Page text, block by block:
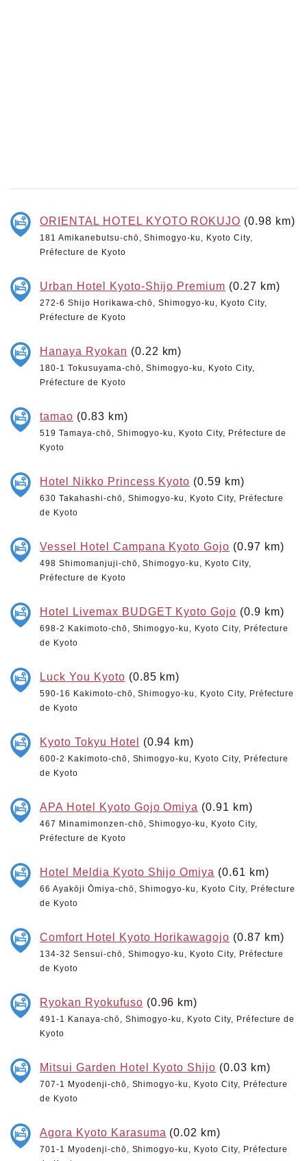
ORIENTAL HOTEL KYOTO ROKUJO (0.98 km)
181 Amikanebutsu-chō, Shimogyo-ku, Kyoto City,
Préfecture de Kyoto
Urban Hotel Kyoto-Shijo Premium (0.27 km)
272-6 Shijo Horikawa-chō, Shimogyo-ku, Kyoto City,
Préfecture de Kyoto
Hanaya Ryokan (0.22 km)
180-1 Tokusuyama-chō, Shimogyo-ku, Kyoto City,
Préfecture de Kyoto
tamao (0.83 km)
519 Tamaya-chō, Shimogyo-ku, Kyoto City, Préfecture de
Kyoto
Hotel Nikko Princess Kyoto (0.59 km)
630 Takahashi-chō, Shimogyo-ku, Kyoto City, Préfecture
de Kyoto
Vessel Hotel Campana Kyoto Gojo (0.97 km)
498 Shimomanjuji-chō, Shimogyo-ku, Kyoto City,
Préfecture de Kyoto
Hotel Livemax BUDGET Kyoto Gojo (0.9 km)
698-2 Kakimoto-chō, Shimogyo-ku, Kyoto City, Préfecture
de Kyoto
Luck You Kyoto (0.85 km)
590-16 Kakimoto-chō, Shimogyo-ku, Kyoto City, Préfecture
de Kyoto
Kyoto Tokyu Hotel (0.94 km)
600-2 Kakimoto-chō, Shimogyo-ku, Kyoto City, Préfecture
de Kyoto
APA Hotel Kyoto Gojo Omiya (0.91 km)
467 Minamimonzen-chō, Shimogyo-ku, Kyoto City,
Préfecture de Kyoto
Hotel Meldia Kyoto Shijo Omiya (0.61 km)
66 Ayakōji Ōmiya-chō, Shimogyo-ku, Kyoto City, Préfecture
de Kyoto
Comfort Hotel Kyoto Horikawagojo (0.87 km)
134-32 Sensui-chō, Shimogyo-ku, Kyoto City, Préfecture
de Kyoto
Ryokan Ryokufuso (0.96 km)
491-1 Kanaya-chō, Shimogyo-ku, Kyoto City, Préfecture de
Kyoto
Mitsui Garden Hotel Kyoto Shijo (0.03 km)
707-1 Myodenji-chō, Shimogyo-ku, Kyoto City, Préfecture
de Kyoto
Agora Kyoto Karasuma (0.02 km)
701-1 Myodenji-chō, Shimogyo-ku, Kyoto City, Préfecture